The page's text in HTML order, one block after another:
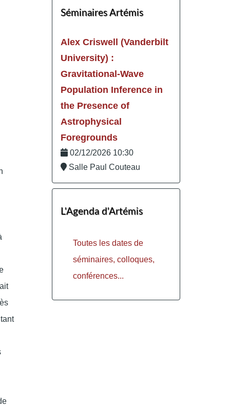
Séminaires Artémis
Alex Criswell (Vanderbilt
University) :
Gravitational-Wave
Population Inference in
the Presence of
Astrophysical
Foregrounds
02/12/2026 10:30
Salle Paul Couteau
L'Agenda d'Artémis
Toutes les dates de
séminaires, colloques,
conférences...